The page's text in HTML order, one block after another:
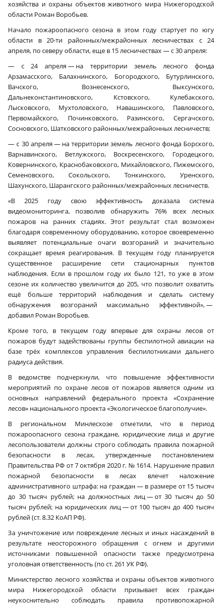
хозяйства и охраны объектов животного мира Нижегородской
области Роман Воробьев.
Начало пожароопасного сезона в этом году стартует по югу
области в 20-ти районных/межрайонных лесничествах с 24
апреля, по северу области, еще в 15 лесничествах — с 30 апреля:
— с 24 апреля — на территории земель лесного фонда
Арзамасского, Балахнинского, Богородского, Бутурлинского,
Вачского, Вознесенского, Выксунского,
Дальнеконстантиновского, Кстовского, Кулебакского,
Лысковского, Мухтоловского, Навашинского, Павловского,
Первомайского, Починковского, Разинского, Сергачского,
Сосновского, Шатковского районных/межрайонных лесничеств;
— с 30 апреля — на территории земель лесного фонда Борского,
Варнавинского, Ветлужского, Воскресенского, Городецкого,
Ковернинского, Краснобаковского, Михайловского, Пижемского,
Семеновского, Сокольского, Тонкинского, Уренского,
Шахунского, Шарангского районных/межрайонных лесничеств.
«В 2025 году свою эффективность доказала система
видеомониторинга, позволив обнаружить 76% всех лесных
пожаров на ранних стадиях. Этот результат стал возможен
благодаря современному оборудованию, которое своевременно
выявляет потенциальные очаги возгораний и значительно
сокращает время реагирования. В текущем году планируется
существенное расширение сети стационарных пунктов
наблюдения. Если в прошлом году их было 121, то уже в этом
сезоне их количество увеличится до 205, что позволит охватить
ещё больше территорий наблюдения и сделать систему
обнаружения возгораний максимально эффективной», —
добавил Роман Воробьев.
Кроме того, в текущем году впервые для охраны лесов от
пожаров будут задействованы группы беспилотной авиации на
базе трёх комплексов управления беспилотниками дальнего
радиуса действия.
В ведомстве подчеркнули, что повышение эффективности
мероприятий по охране лесов от пожаров является одним из
основных направлений федерального проекта «Сохранение
лесов» национального проекта «Экологическое благополучие».
В региональном Минлесхозе отметили, что в период
пожароопасного сезона граждане, юридические лица и другие
лесопользователи должны строго соблюдать правила пожарной
безопасности в лесах, утвержденные постановлением
Правительства РФ от 7 октября 2020 г. № 1614. Нарушение правил
пожарной безопасности в лесах влечет наложение
административного штрафа: на граждан — в размере от 15 тысяч
до 30 тысяч рублей; на должностных лиц — от 30 тысяч до 50
тысяч рублей; на юридических лиц — от 100 тысяч до 400 тысяч
рублей (ст. 8.32 КоАП РФ).
За уничтожение или повреждение лесных и иных насаждений в
результате неосторожного обращения с огнем и другими
источниками повышенной опасности также предусмотрена
уголовная ответственность (по ст. 261 УК РФ).
Министерство лесного хозяйства и охраны объектов животного
мира Нижегородской области призывает всех граждан
неукоснительно соблюдать правила противопожарной